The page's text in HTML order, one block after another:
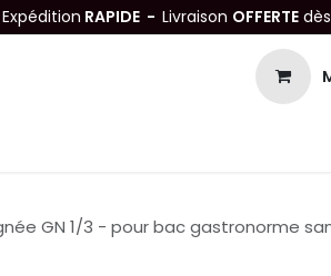
Expédition RAPIDE - Livraison OFFERTE
GN 1/3 - pour bac gastronorme